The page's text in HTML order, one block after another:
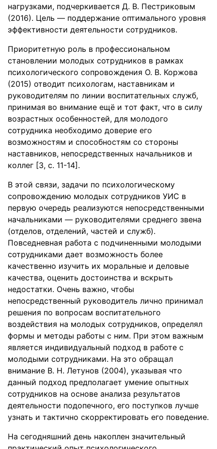
нагрузками, подчеркивается Д. В. Пестриковым
(2016). Цель — поддержание оптимального уровня
эффективности деятельности сотрудников.
Приоритетную роль в профессиональном
становлении молодых сотрудников в рамках
психологического сопровождения О. В. Коржова
(2015) отводит психологам, наставникам и
руководителям по линии воспитательных служб,
принимая во внимание ещё и тот факт, что в силу
возрастных особенностей, для молодого
сотрудника необходимо доверие его
возможностям и способностям со стороны
наставников, непосредственных начальников и
коллег [3, с. 11-14].
В этой связи, задачи по психологическому
сопровождению молодых сотрудников УИС в
первую очередь реализуются непосредственными
начальниками — руководителями среднего звена
(отделов, отделений, частей и служб).
Повседневная работа с подчиненными молодыми
сотрудниками дает возможность более
качественно изучить их моральные и деловые
качества, оценить достоинства и вскрыть
недостатки. Очень важно, чтобы
непосредственный руководитель лично принимал
решения по вопросам воспитательного
воздействия на молодых сотрудников, определял
формы и методы работы с ним. При этом важным
является индивидуальный подход в работе с
молодыми сотрудниками. На это обращал
внимание В. Н. Летунов (2004), указывая что
данный подход предполагает умение опытных
сотрудников на основе анализа результатов
деятельности подопечного, его поступков лучше
узнать и тактично скорректировать его поведение.
На сегодняшний день накоплен значительный